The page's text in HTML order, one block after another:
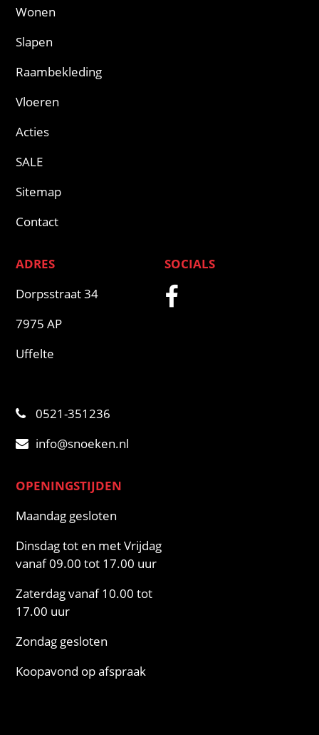
Wonen
Slapen
Raambekleding
Vloeren
Acties
SALE
Sitemap
Contact
ADRES
Dorpsstraat 34
7975 AP
Uffelte
0521-351236
info@snoeken.nl
SOCIALS
OPENINGSTIJDEN
Maandag gesloten
Dinsdag tot en met Vrijdag
vanaf 09.00 tot 17.00 uur
Zaterdag vanaf 10.00 tot
17.00 uur
Zondag gesloten
Koopavond op afspraak